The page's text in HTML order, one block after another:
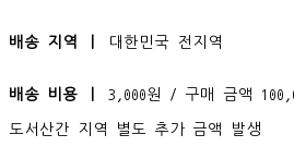
배송 지역 ㅣ 대한민국 전지역
배송 비용 ㅣ 3,000원 / 구매 금액
도서산간 지역 별도 추가 금액 발생